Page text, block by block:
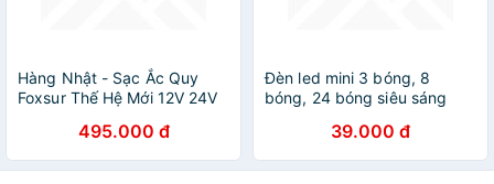
Hàng Nhật - Sạc Ắc Quy
Foxsur Thế Hệ Mới 12V 24V
Hồi Ắc Quy Siêu Hiệu Quả ,
đèn ốp trần
495.000 đ
Đèn led mini 3 bóng, 8
bóng, 24 bóng siêu sáng
việc ban đêm, học tập, đọc
sách siêu tiện dụng
39.000 đ